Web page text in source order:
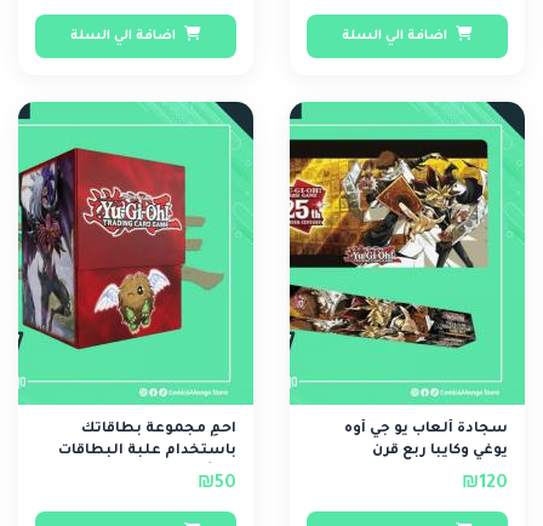
اضافة الي السلة اضافة الي السلة
سجادة ألعاب يو جي أوه
يوغي وكايبا ربع قرن
₪120
احمِ مجموعة بطاقاتك
باستخدام علبة البطاقات
المثالية، التي تت..
₪50